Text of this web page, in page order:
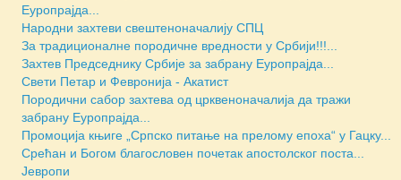
Еуропрајда...
Народни захтеви свештеноначалију СПЦ
За традиционалне породичне вредности у Србији!!!...
Захтев Председнику Србије за забрану Еуропрајда...
Свети Петар и Февронија - Акатист
Породични сабор захтева од црквеноначалија да тражи
забрану Еуропрајда...
Промоција књиге „Српско питање на прелому епоха“ у Гацку...
Срећан и Богом благословен почетак апостолског поста...
Јевропи